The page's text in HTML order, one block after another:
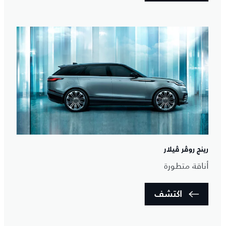
رينج روڤر ڤيلار
أناقة متطورة
اكتشف